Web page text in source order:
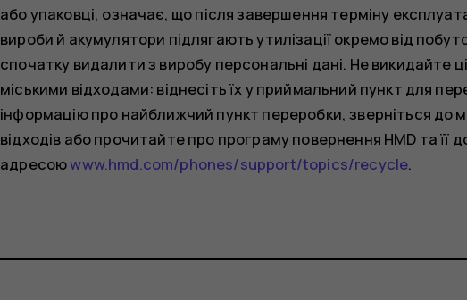
або упаковці, означає, що після завершення терміну
вироби й акумулятори підлягають утилізації окремо від
спочатку видалити з виробу персональні дані. Не викидайте
міськими відходами: віднесіть їх у приймальний пункт для
інформацію про найближчий пункт переробки, зверніться до
відходів або прочитайте про програму повернення HMD та її
адресоюwww.hmd.com/phones/support/topics/recycle.